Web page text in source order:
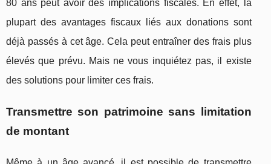
80 ans peut avoir des implications fiscales. En effet, la
plupart des avantages fiscaux liés aux donations sont
déjà passés à cet âge. Cela peut entraîner des frais plus
élevés que prévu. Mais ne vous inquiétez pas, il existe
des solutions pour limiter ces frais.
Transmettre son patrimoine sans limitation
de montant